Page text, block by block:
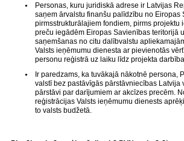
Personas, kuru juridiskā adrese ir Latvijas
saņem ārvalstu finanšu palīdzību no Eiropas
pirmsstrukturālajiem fondiem, pirms projektu
preču iegādēm Eiropas Savienības teritorijā
saņemšanas no citu dalībvalstu
Valsts ieņēmumu dienesta ar pievienotās
personu reģistrā uz laiku līdz projekta
Ir paredzams, ka tuvākajā nākotnē persona,
valstī bez pastāvīgās pārstāvniecības Latvija
pārstāvi par darījumiem ar akcīzes precēm.
reģistrācijas Valsts ieņēmumu dienests
to valsts budžetā.